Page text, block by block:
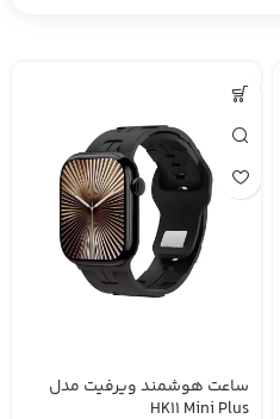
ساعت هوشمند ویرفیت مدل
HK11 Mini Plus